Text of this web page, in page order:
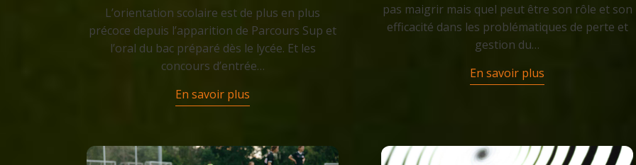
L’orientation scolaire est de plus en plus
précoce depuis l’apparition de Parcours Sup et
l’oral du bac préparé dès le lycée. Et les
concours d’entrée…
En savoir plus
pas maigrir mais quel peut être son rôle et son
efficacité dans les problématiques de perte et
gestion du…
En savoir plus